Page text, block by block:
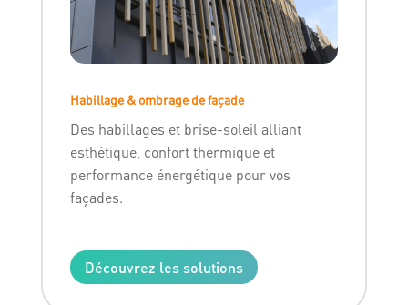
Habillage & ombrage de façade
Des habillages et brise-soleil alliant
esthétique, confort thermique et
performance énergétique pour vos
façades.
Découvrez les solutions